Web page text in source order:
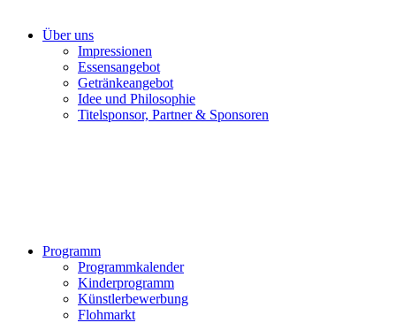
Über uns
Impressionen
Essensangebot
Getränkeangebot
Idee und Philosophie
Titelsponsor, Partner & Sponsoren
Programm
Programmkalender
Kinderprogramm
Künstlerbewerbung
Flohmarkt